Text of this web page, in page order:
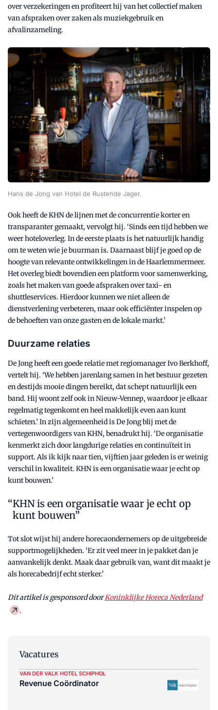
over verzekeringen en profiteert hij van het collectief maken
van afspraken over zaken als muziekgebruik en
afvalinzameling.
Hans de Jong van Hotel de Rustende Jager.
Ook heeft de KHN de lijnen met de concurrentie korter en
transparanter gemaakt, vervolgt hij. ‘Sinds een tijd hebben we
weer hoteloverleg. In de eerste plaats is het natuurlijk handig
om te weten wie je buurman is. Daarnaast blijf je goed op de
hoogte van relevante ontwikkelingen in de Haarlemmermeer.
Het overleg biedt bovendien een platform voor samenwerking,
zoals het maken van goede afspraken over taxi- en
shuttleservices. Hierdoor kunnen we niet alleen de
dienstverlening verbeteren, maar ook efficiënter inspelen op
de behoeften van onze gasten en de lokale markt.’
Duurzame relaties
De Jong heeft een goede relatie met regiomanager Ivo Berkhoff,
vertelt hij. ‘We hebben jarenlang samen in het bestuur gezeten
en destijds mooie dingen bereikt, dat schept natuurlijk een
band. Hij woont zelf ook in Nieuw-Vennep, waardoor je elkaar
regelmatig tegenkomt en heel makkelijk even aan kunt
schieten.’ In zijn algemeenheid is De Jong blij met de
vertegenwoordigers van KHN, benadrukt hij. ‘De organisatie
kenmerkt zich door langdurige relaties en continuïteit in
support. Als ik kijk naar tien, vijftien jaar geleden is er weinig
verschil in kwaliteit. KHN is een organisatie waar je echt op
kunt bouwen.’
KHN is een organisatie waar je echt op
kunt bouwen”
Tot slot wijst hij andere horecaondernemers op de uitgebreide
supportmogelijkheden. ‘Er zit veel meer in je pakket dan je
aanvankelijk denkt. Maak daar gebruik van, want dit maakt je
als horecabedrijf echt sterker.’
Dit artikel is gesponsord doorKoninklijke Horeca Nederland
.
Vacatures
VAN DER VALK HOTEL SCHIPHOL
Revenue Coördinator